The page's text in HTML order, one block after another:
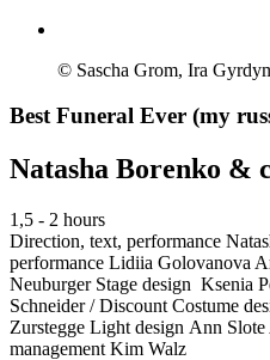
© Sascha Grom, Ira
Best Funeral Ever (my
Natasha Borenko &
1,5 - 2 hours
Direction, text, performance
performance Lidiia Golovanova
Neuburger Stage design Ksenia
Schneider / Discount Costume
Zurstegge Light design Ann Slote
management Kim Walz